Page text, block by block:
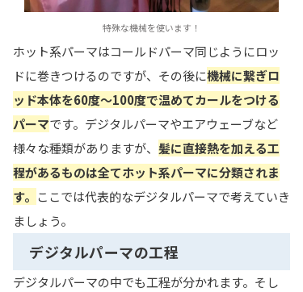
特殊な機械を使います！
ホット系パーマはコールドパーマ同じようにロッ
ドに巻きつけるのですが、その後に機械に繋ぎロ
ッド本体を60度〜100度で温めてカールをつける
パーマです。デジタルパーマやエアウェーブなど
様々な種類がありますが、 髪に直接熱を加える工
程があるものは全てホット系パーマに分類されま
す。 ここでは代表的なデジタルパーマで考えていき
ましょう。
デジタルパーマの工程
デジタルパーマの中でも工程が分かれます。そし